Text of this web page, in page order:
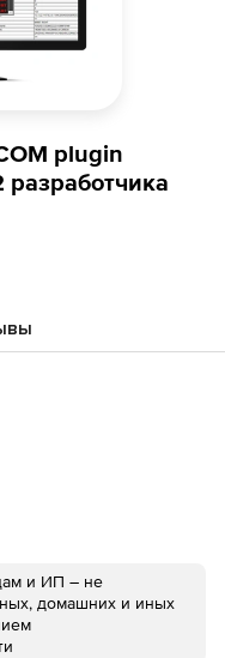
plugin
разработчика
и ИП – не
домашних и иных